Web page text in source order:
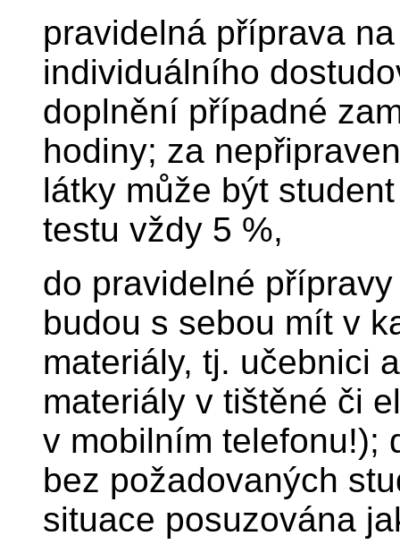
pravidelná příprava
individuálního
doplnění případné
hodiny; za
látky může být
testu vždy 5 %,
do pravidelné
budou s sebou mít v
materiály, tj. učebnici
materiály v tištěné či
v mobilním telefonu!);
bez požadovaných
situace posuzována